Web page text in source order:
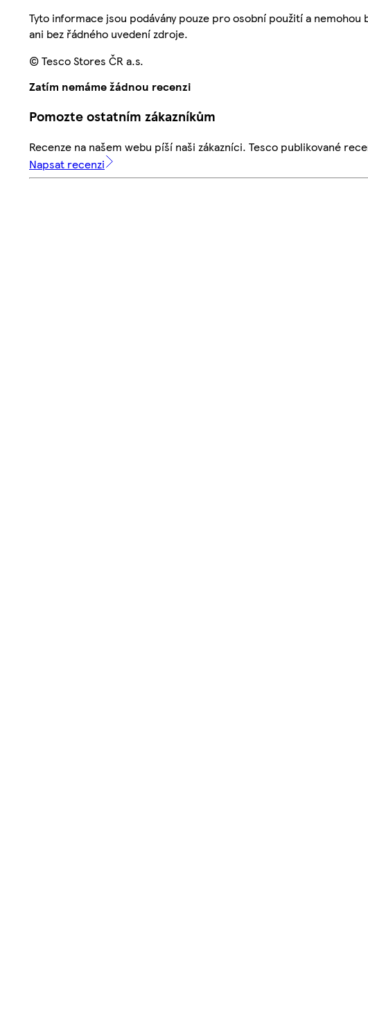
Tyto informace jsou podávány pouze pro osobní použití a
ani bez řádného uvedení zdroje.
© Tesco Stores ČR a.s.
Zatím nemáme žádnou recenzi
Pomozte ostatním zákazníkům
Recenze na našem webu píší naši zákazníci. Tesco publikované
Napsat recenzi